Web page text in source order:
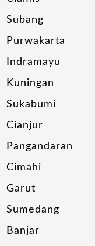
Subang
Purwakarta
Indramayu
Kuningan
Sukabumi
Cianjur
Pangandaran
Cimahi
Garut
Sumedang
Banjar